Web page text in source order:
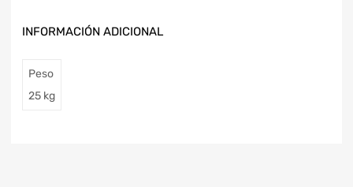
INFORMACIÓN ADICIONAL
Peso
25 kg